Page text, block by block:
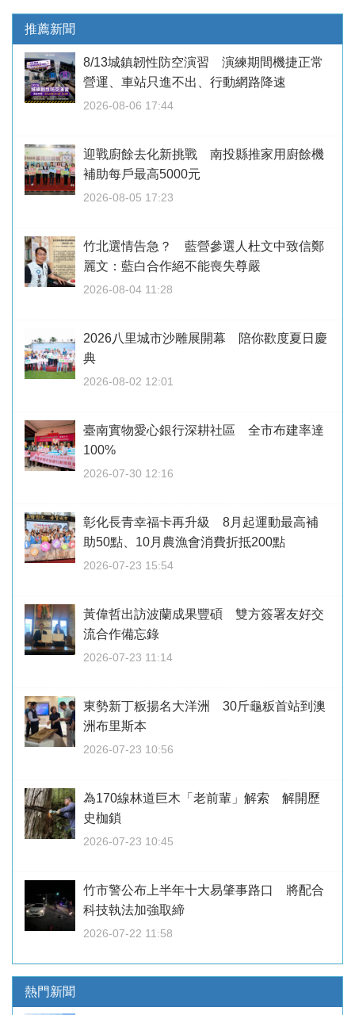
推薦新聞
8/13城鎮韌性防空演習 演練期間機捷正常
營運、車站只進不出、行動網路降速
2026-08-06 17:44
迎戰廚餘去化新挑戰 南投縣推家用廚餘機
補助每戶最高5000元
2026-08-05 17:23
竹北選情告急？ 藍營參選人杜文中致信鄭
麗文：藍白合作絕不能喪失尊嚴
2026-08-04 11:28
2026八里城市沙雕展開幕 陪你歡度夏日慶
典
2026-08-02 12:01
臺南實物愛心銀行深耕社區 全市布建率達
100%
2026-07-30 12:16
彰化長青幸福卡再升級 8月起運動最高補
助50點、10月農漁會消費折抵200點
2026-07-23 15:54
黃偉哲出訪波蘭成果豐碩 雙方簽署友好交
流合作備忘錄
2026-07-23 11:14
東勢新丁粄揚名大洋洲 30斤龜粄首站到澳
洲布里斯本
2026-07-23 10:56
為170線林道巨木「老前輩」解索 解開歷
史枷鎖
2026-07-23 10:45
竹市警公布上半年十大易肇事路口 將配合
科技執法加強取締
2026-07-22 11:58
熱門新聞